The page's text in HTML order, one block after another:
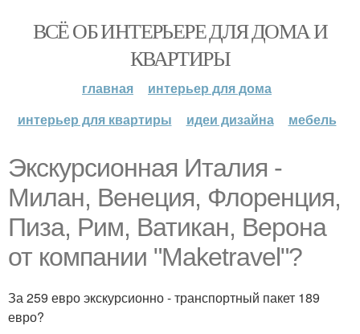
ВСЁ ОБ ИНТЕРЬЕРЕ ДЛЯ ДОМА И
КВАРТИРЫ
главная
интерьер для дома
интерьер для квартиры
идеи дизайна мебель
Экскурсионная Италия -
Милан, Венеция, Флоренция,
Пиза, Рим, Ватикан, Верона
от компании "Maketravel"?
За 259 евро экскурсионно - транспортный пакет 189
евро?